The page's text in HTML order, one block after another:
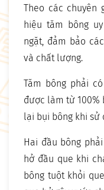
Theo các chuyên
hiệu tăm bông
ngặt, đảm bảo
và chất lượng.
Tăm bông phải
được làm từ 100%
lại bụi bông khi sử
Hai đầu bông
hở đầu que khi
bông tuột khỏi